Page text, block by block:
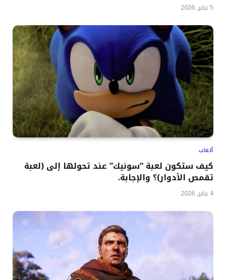
5 يناير, 2026
ألعاب
كيف ستكون لعبة “سونيك” عند تحولها إلى (لعبة
تقمص الأدوار)؟ والإجابة.
4 يناير, 2026